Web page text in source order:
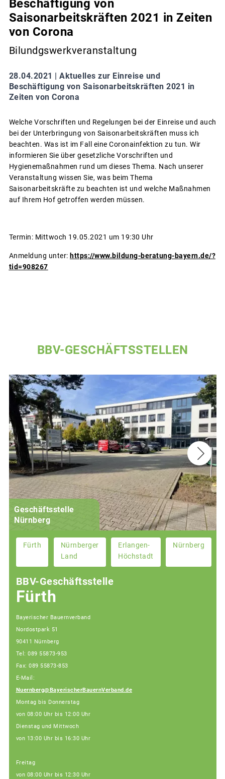
Beschäftigung von
Saisonarbeitskräften 2021 in Zeiten
von Corona
Bilundgswerkveranstaltung
28.04.2021 | Aktuelles zur Einreise und
Beschäftigung von Saisonarbeitskräften 2021 in
Zeiten von Corona
Welche Vorschriften und Regelungen bei der Einreise und auch
bei der Unterbringung von Saisonarbeitskräften muss ich
beachten. Was ist im Fall eine Coronainfektion zu tun. Wir
informieren Sie über gesetzliche Vorschriften und
Hygienemaßnahmen rund um dieses Thema. Nach unserer
Veranstaltung wissen Sie, was beim Thema
Saisonarbeitskräfte zu beachten ist und welche Maßnahmen
auf Ihrem Hof getroffen werden müssen.
Termin: Mittwoch 19.05.2021 um 19:30 Uhr
Anmeldung unter: https://www.bildung-beratung-bayern.de/?
tid=908267
BBV-GESCHÄFTSSTELLEN
Geschäftsstelle
Nürnberg
Fürth
Nürnberger
Land
Erlangen-
Höchstadt
Nürnberg
BBV-Geschäftsstelle
Fürth
Bayerischer Bauernverband
Nordostpark 51
90411 Nürnberg
Tel: 089 55873-953
Fax: 089 55873-853
E-Mail:
Nuernberg@BayerischerBauernVerband.de
Montag bis Donnerstag
von 08:00 Uhr bis 12:00 Uhr
Dienstag und Mittwoch
von 13:00 Uhr bis 16:30 Uhr
Freitag
von 08:00 Uhr bis 12:30 Uhr